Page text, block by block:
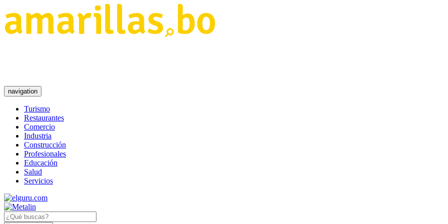
navigation
Turismo
Restaurantes
Comercio
Industria
Construcción
Profesionales
Educación
Salud
Servicios